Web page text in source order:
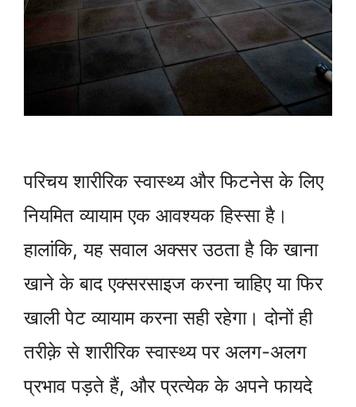
परिचय शारीरिक स्वास्थ्य और फिटनेस के लिए
नियमित व्यायाम एक आवश्यक हिस्सा है।
हालांकि, यह सवाल अक्सर उठता है कि खाना
खाने के बाद एक्सरसाइज करना चाहिए या फिर
खाली पेट व्यायाम करना सही रहेगा। दोनों ही
तरीक़े से शारीरिक स्वास्थ्य पर अलग-अलग
प्रभाव पड़ते हैं, और प्रत्येक के अपने फायदे